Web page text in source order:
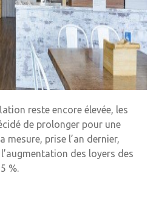
reste encore élevée, les
de prolonger pour une
mesure, prise l’an dernier,
des loyers des
%.